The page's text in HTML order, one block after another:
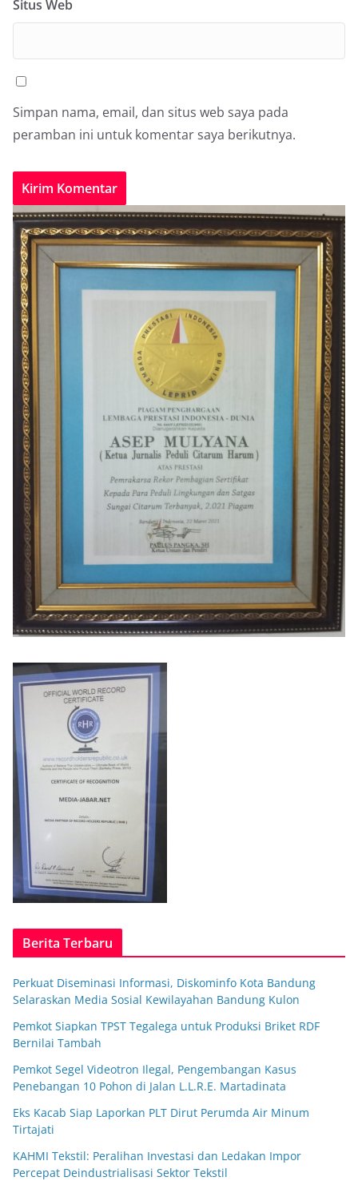
Situs Web
Simpan nama, email, dan situs web saya pada
peramban ini untuk komentar saya berikutnya.
Berita Terbaru
Perkuat Diseminasi Informasi, Diskominfo Kota Bandung
Selaraskan Media Sosial Kewilayahan Bandung Kulon
Pemkot Siapkan TPST Tegalega untuk Produksi Briket RDF
Bernilai Tambah
Pemkot Segel Videotron Ilegal, Pengembangan Kasus
Penebangan 10 Pohon di Jalan L.L.R.E. Martadinata
Eks Kacab Siap Laporkan PLT Dirut Perumda Air Minum
Tirtajati
KAHMI Tekstil: Peralihan Investasi dan Ledakan Impor
Percepat Deindustrialisasi Sektor Tekstil